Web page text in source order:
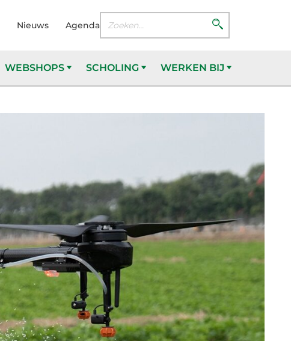
Nieuws Agenda
WEBSHOPS SCHOLING WERKEN BIJ